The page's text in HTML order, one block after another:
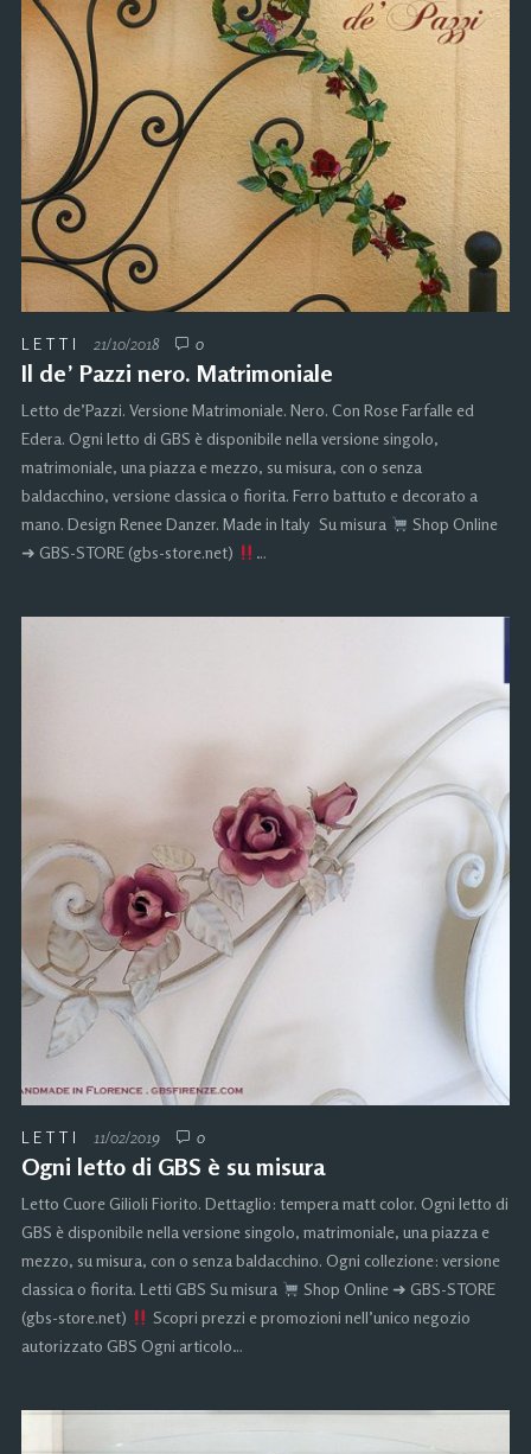
LETTI 21/10/2018 0
Il de’ Pazzi nero. Matrimoniale
Letto de’Pazzi. Versione Matrimoniale. Nero. Con Rose Farfalle ed
Edera. Ogni letto di GBS è disponibile nella versione singolo,
matrimoniale, una piazza e mezzo, su misura, con o senza
baldacchino, versione classica o fiorita. Ferro battuto e decorato a
mano. Design Renee Danzer. Made in Italy Su misura
Shop Online
➜ GBS-STORE (gbs-store.net)
…
LETTI 11/02/2019 0
Ogni letto di GBS è su misura
Letto Cuore Gilioli Fiorito. Dettaglio: tempera matt color. Ogni letto di
GBS è disponibile nella versione singolo, matrimoniale, una piazza e
mezzo, su misura, con o senza baldacchino. Ogni collezione: versione
classica o fiorita. Letti GBS Su misura
Shop Online ➜ GBS-STORE
(gbs-store.net)
Scopri prezzi e promozioni nell’unico negozio
autorizzato GBS Ogni articolo…